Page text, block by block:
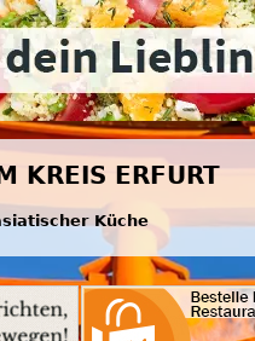
KREIS ERFURT
Küche